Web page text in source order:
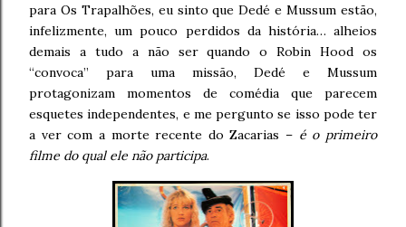
para Os Trapalhões, eu sinto que Dedé e Mussum estão,
infelizmente, um pouco perdidos da história… alheios
demais a tudo a não ser quando o Robin Hood os
“convoca” para uma missão, Dedé e Mussum
protagonizam momentos de comédia que parecem
esquetes independentes, e me pergunto se isso pode ter
a ver com a morte recente do Zacarias – é o primeiro
filme do qual ele não participa.